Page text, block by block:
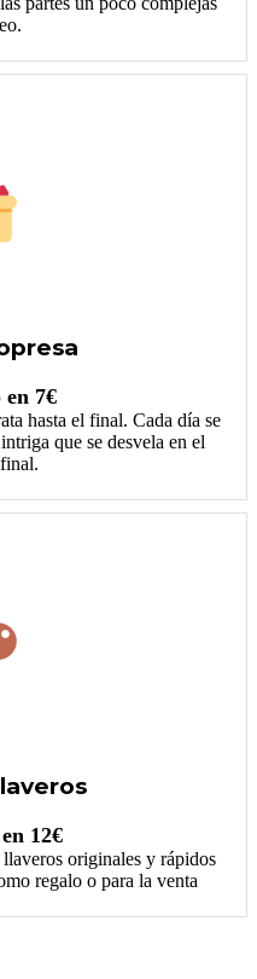
en 7€
hasta el final. Cada día se
que se desvela en el
12€
originales y rápidos
regalo o para la venta